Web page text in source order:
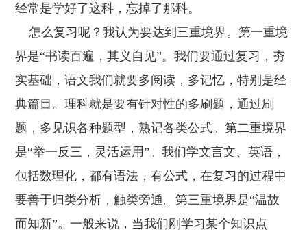
经常是学好了这科，忘掉了那科。
怎么复习呢？我认为要达到三重境界。第一重境
界是“书读百遍，其义自见”。我们要通过复习，夯
实基础，语文我们就要多阅读，多记忆，特别是经
典篇目。理科就是要有针对性的多刷题，通过刷
题，多见识各种题型，熟记各类公式。第二重境界
是“举一反三，灵活运用”。我们学文言文、英语，
包括数理化，都有语法，有公式，在复习的过程中
要善于归类分析，触类旁通。第三重境界是“温故
而知新”。一般来说，当我们刚学习某个知识点